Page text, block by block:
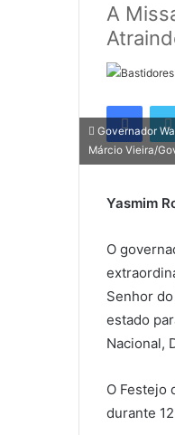
A
Governador
Márcio Vieira/
Yasmim
O
Senhor
estado
Nacional,
O Festejo
durante